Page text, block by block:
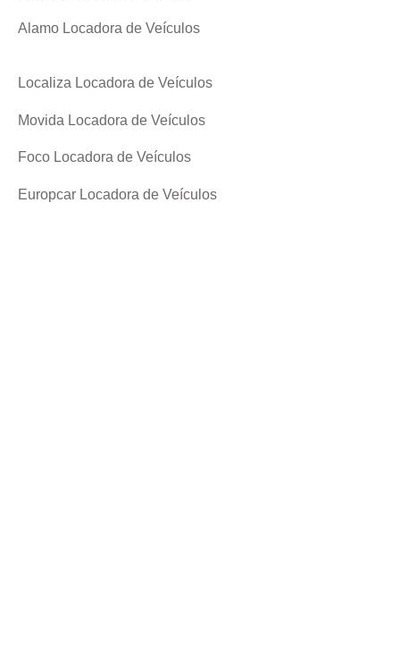
Alamo Locadora de Veículos
Localiza Locadora de Veículos
Movida Locadora de Veículos
Foco Locadora de Veículos
Europcar Locadora de Veículos